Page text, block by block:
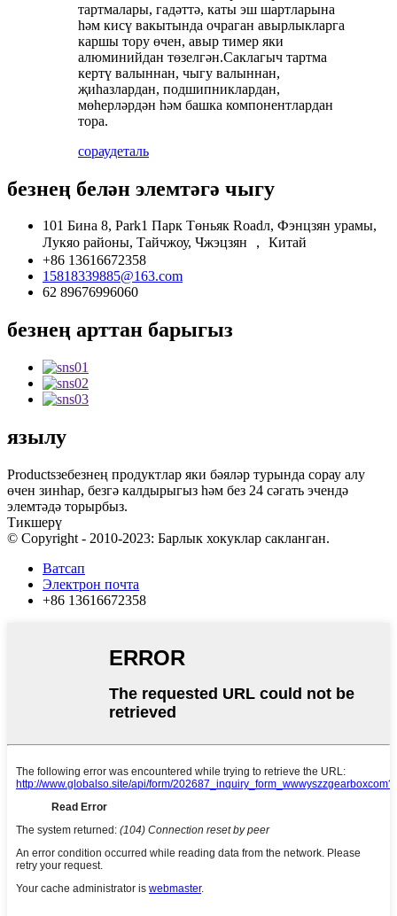
тартмалары, гадәттә, каты эш шартларына
һәм кисү вакытында очраган авырлыкларга
каршы тору өчен, авыр тимер яки
алюминийдан төзелгән.Саклагыч тартма
кертү валыннан, чыгу валыннан,
җиһазлардан, подшипниклардан,
мөһерләрдән һәм башка компонентлардан
тора.
сораудеталь
безнең белән элемтәгә чыгу
101 Бина 8, Park1 Парк Төньяк Roadл, Фэнцзян урамы,
Лукяо районы, Тайчжоу, Чжэцзян ， Китай
+86 13616672358
15818339885@163.com
62 89676996060
безнең арттан барыгыз
язылу
Productsзебезнең продуктлар яки бәяләр турында сорау алу
өчен зинһар, безгә калдырыгыз һәм без 24 сәгать эчендә
элемтәдә торырбыз.
Тикшерү
© Copyright - 2010-2023: Барлык хокуклар сакланган.
Ватсап
Электрон почта
+86 13616672358